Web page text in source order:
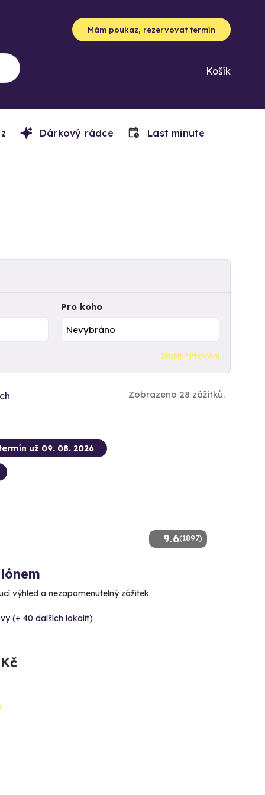
Mám poukaz, rezervovat termín
Košík
Dárkový rádce Last minute
Pro koho
Zrušit filtrování
Zobrazeno 28 zážitků.
9.6(1897)
už 09. 08. 2026
výhled a nezapomenutelný zážitek
(+ 40 dalších lokalit)